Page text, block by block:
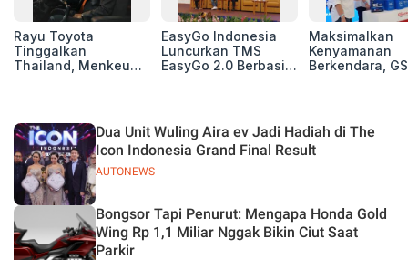
Rayu Toyota
Tinggalkan
Thailand, Menkeu
Basis Produksi
ASEAN
EasyGo Indonesia
Luncurkan TMS
EasyGo 2.0 Berbasis
Maksimalkan
Kenyamanan
Berkendara,
2026
AUTONEWS
Dua Unit Wuling Aira ev Jadi Hadiah di The
Icon Indonesia Grand Final Result
Bongsor Tapi Penurut: Mengapa Honda Gold
Wing Rp 1,1 Miliar Nggak Bikin Ciut Saat
Parkir